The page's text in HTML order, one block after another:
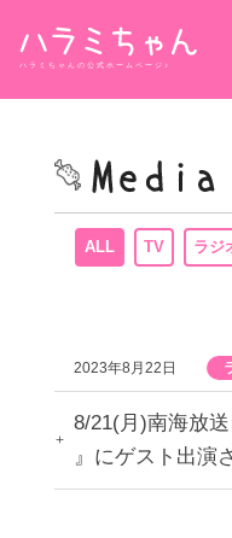
content
ハラミちゃんの公式ホームページ♪
ALL TV ラジ
2023年8月22日
8/21(月)南海放
』にゲスト出演